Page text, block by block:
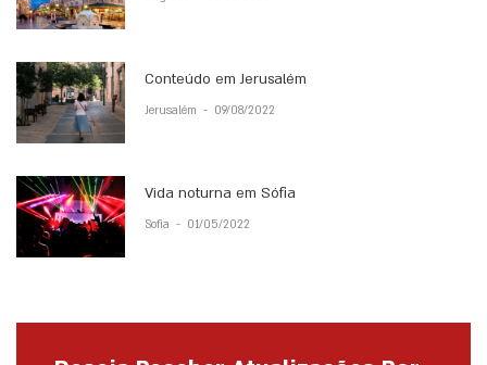
Conteúdo em Jerusalém
Jerusalém - 09/08/2022
Vida noturna em Sófia
Sofia - 01/05/2022